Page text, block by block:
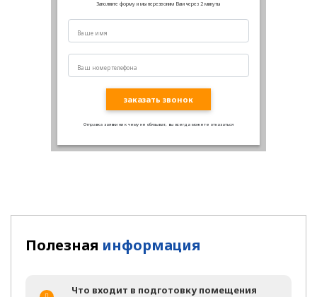
Заполните форму и мы перезвоним Вам через 2 минуты
заказать звонок
Отправка заявки ни к чему не обязыват, вы всегда можете отказаться
Полезная информация
Что входит в подготовку помещения